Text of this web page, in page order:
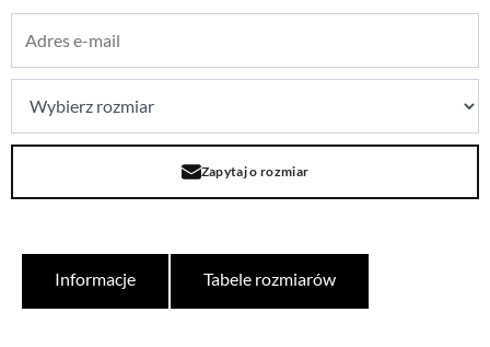
Zapytaj o rozmiar
Informacje Tabele rozmiarów